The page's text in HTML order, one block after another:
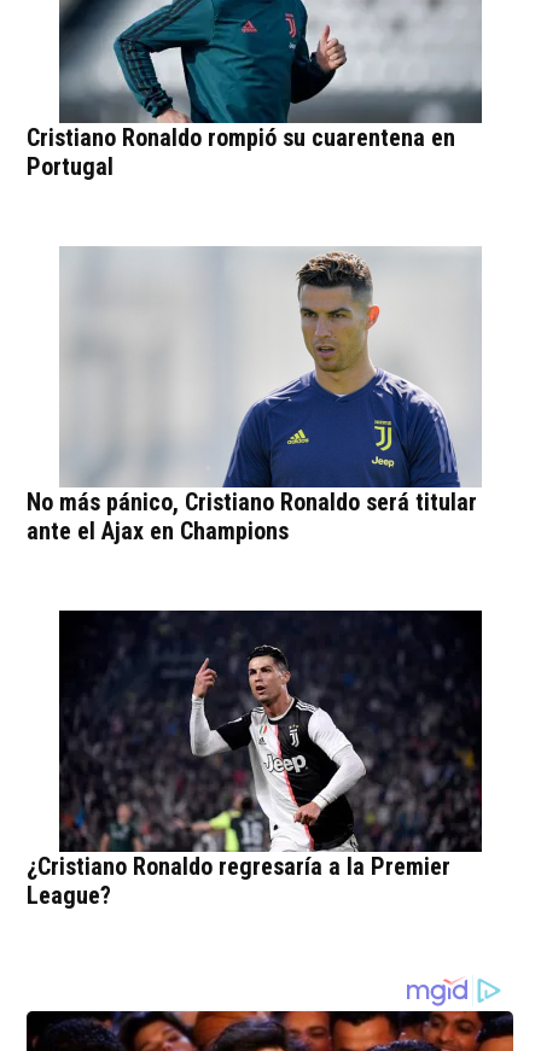
Cristiano Ronaldo rompió su cuarentena en
Portugal
No más pánico, Cristiano Ronaldo será titular
ante el Ajax en Champions
¿Cristiano Ronaldo regresaría a la Premier
League?